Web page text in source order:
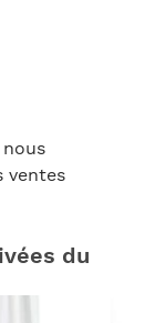
ventes
du